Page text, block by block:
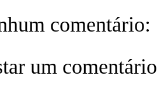
comentário:
um comentário